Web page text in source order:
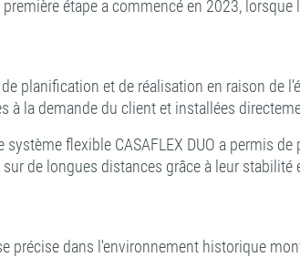
première étape a commencé en 2023, lorsque
planification et de réalisation en raison de
à la demande du client et installées
flexible CASAFLEX DUO a permis
de longues distances grâce à leur stabilité
précise dans l'environnement historique